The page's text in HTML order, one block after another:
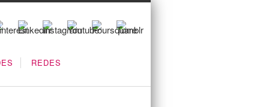
REDES